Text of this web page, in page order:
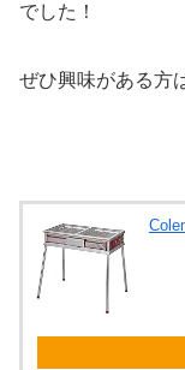
でした！
ぜひ興味がある方